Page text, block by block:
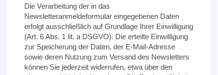
Die Verarbeitung der in das
Newsletteranmeldeformular eingegebenen Daten
erfolgt ausschließlich auf Grundlage Ihrer Einwilligung
(Art. 6 Abs. 1 lit. a DSGVO). Die erteilte Einwilligung
zur Speicherung der Daten, der E-Mail-Adresse
sowie deren Nutzung zum Versand des Newsletters
können Sie jederzeit widerrufen, etwa über den